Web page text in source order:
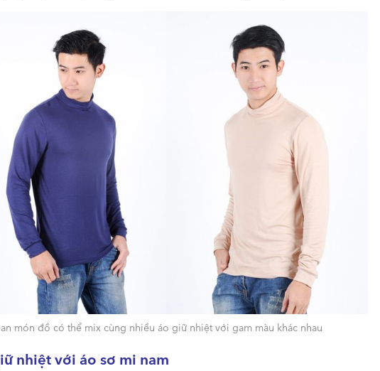
món đồ có thể mix cùng nhiều áo giữ nhiệt với gam màu khác nhau
nhiệt với áo sơ mi nam